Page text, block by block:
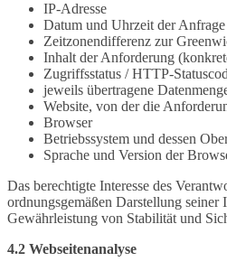
IP-Adresse
Datum und Uhrzeit der Anfrage
Zeitzonendifferenz zur
Inhalt der Anforderung
Zugriffsstatus / HTTP-
jeweils übertragene
Website, von der die
Browser
Betriebssystem und dessen
Sprache und Version der
Das berechtigte Interesse des
ordnungsgemäßen Darstellung seiner
Gewährleistung von Stabilität und
4.2 Webseitenanalyse